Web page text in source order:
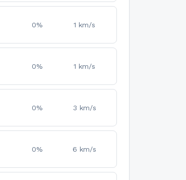
0% 1 km/s
0% 1 km/s
0% 3 km/s
0% 6 km/s